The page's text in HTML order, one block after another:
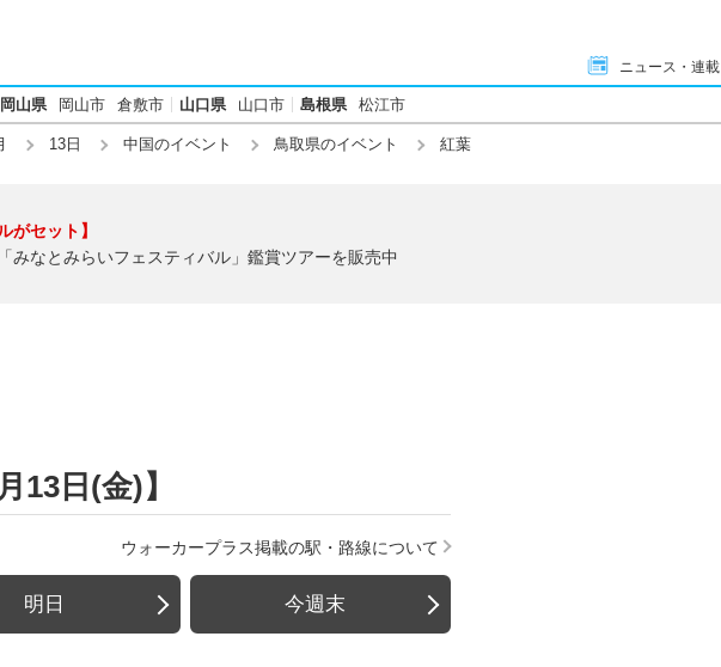
ニュース・連載
岡山県 岡山市 倉敷市 山口県 山口市 島根県 松江市
13日 中国のイベント 鳥取県のイベント 紅葉
がセット】
みなとみらいフェスティバル」鑑賞ツアーを販売中
13日(金)】
ウォーカープラス掲載の駅・路線について
明日 今週末